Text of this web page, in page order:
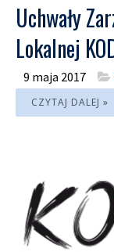
Uchwały
Lokalnej
9 maja 2017
CZYTAJ DALEJ »